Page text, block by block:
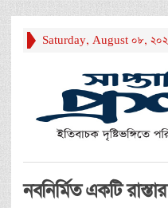
Saturday, August 08,
নবনির্মিত একটি